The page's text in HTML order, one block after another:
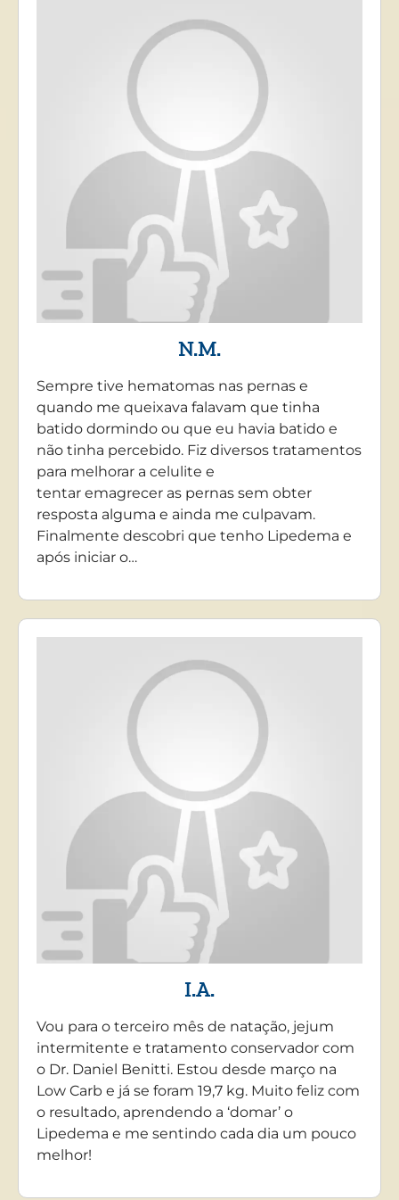
N.M.
Sempre tive hematomas nas pernas e
quando me queixava falavam que tinha
batido dormindo ou que eu havia batido e
não tinha percebido. Fiz diversos tratamentos
para melhorar a celulite e
tentar emagrecer as pernas sem obter
resposta alguma e ainda me culpavam.
Finalmente descobri que tenho Lipedema e
após iniciar o…
I.A.
Vou para o terceiro mês de natação, jejum
intermitente e tratamento conservador com
o Dr. Daniel Benitti. Estou desde março na
Low Carb e já se foram 19,7 kg. Muito feliz com
o resultado, aprendendo a ‘domar’ o
Lipedema e me sentindo cada dia um pouco
melhor!